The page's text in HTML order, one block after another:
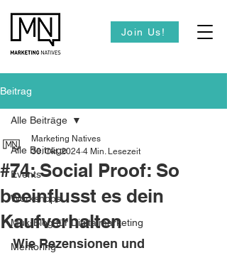
Join Us!
Beitrag
Alle Beiträge
Events
Workshops
Muk-Blog für Digitalmarketing
Mentoring
Alle Beiträge
#74: Social Proof: So
beeinflusst es dein
Kaufverhalten
Marketing Natives
30. Okt. 2024 4 Min. Lesezeit
Wie Rezensionen und